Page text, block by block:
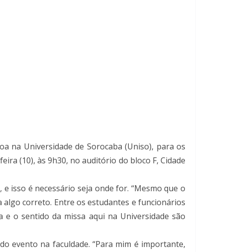
na Universidade de Sorocaba (Uniso), para os
(10), às 9h30, no auditório do bloco F, Cidade
isso é necessário seja onde for. “Mesmo que o
algo correto. Entre os estudantes e funcionários
o sentido da missa aqui na Universidade são
evento na faculdade. “Para mim é importante,